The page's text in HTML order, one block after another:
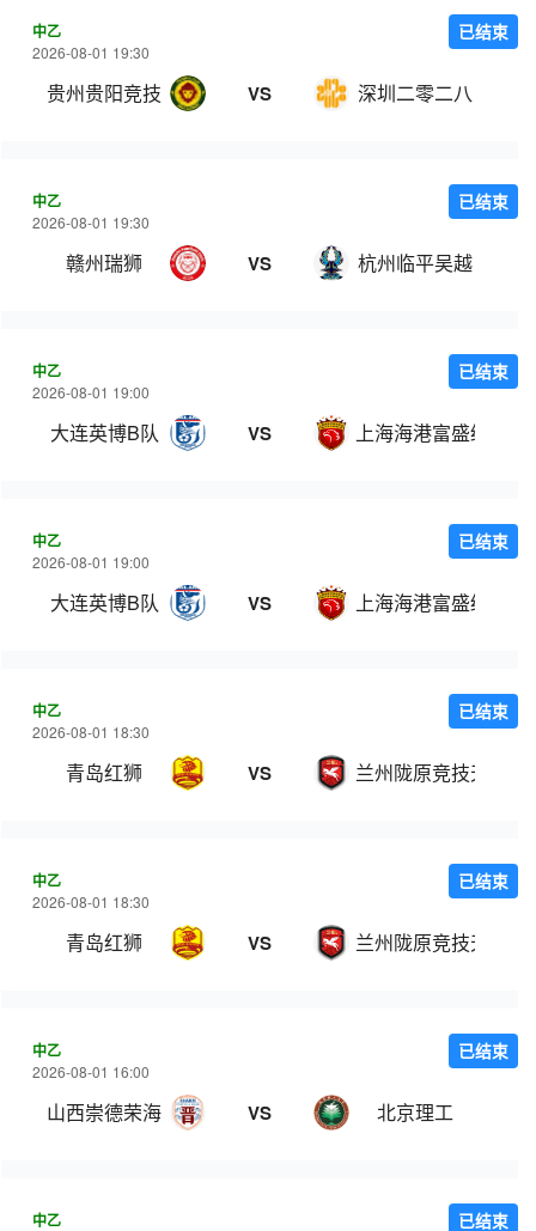
中乙
2026-08-01 19:30
贵州贵阳竞技 VS 深圳二零二八
已结束
中乙
2026-08-01 19:30
赣州瑞狮 VS 杭州临平吴越
已结束
中乙
2026-08-01 19:00
大连英博B队 VS 上海海港富盛经开
已结束
中乙
2026-08-01 19:00
大连英博B队 VS 上海海港富盛经开
已结束
中乙
2026-08-01 18:30
青岛红狮 VS 兰州陇原竞技天佑德
已结束
中乙
2026-08-01 18:30
青岛红狮 VS 兰州陇原竞技天佑德
已结束
中乙
2026-08-01 16:00
山西崇德荣海 VS 北京理工
已结束
中乙 已结束